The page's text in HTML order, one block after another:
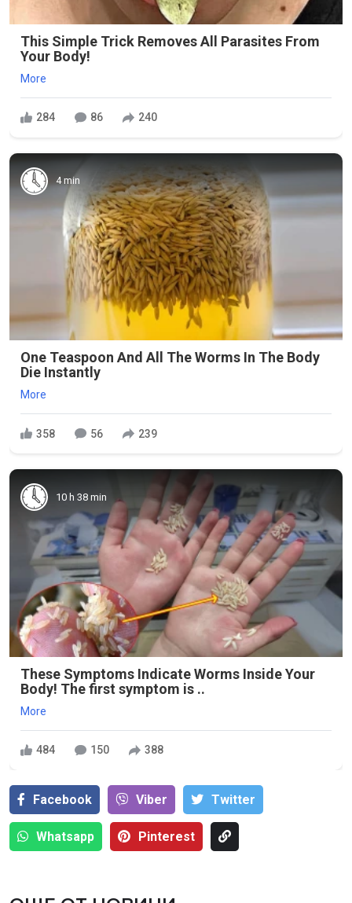
This Simple Trick Removes All Parasites From
Your Body!
More
284 86 240
4 min
One Teaspoon And All The Worms In The Body
Die Instantly
More
358 56 239
10 h 38 min
These Symptoms Indicate Worms Inside Your
Body! The first symptom is ..
More
484 150 388
Facebook Viber Тwitter
Whatsapp Pinterest